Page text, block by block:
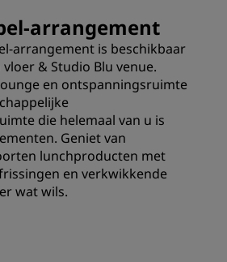
arrangement
arrangement is beschikbaar
& Studio Blu venue.
en ontspanningsruimte
die helemaal van u is
Geniet van
lunchproducten met
en verkwikkende
wat wils.